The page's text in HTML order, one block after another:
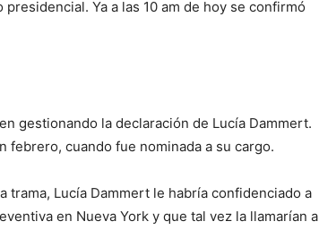
Ya a las 10 am de hoy se confirmó
gestionando la declaración de Lucía Dammert.
cuando fue nominada a su cargo.
Lucía Dammert le habría confidenciado a
en Nueva York y que tal vez la llamarían a